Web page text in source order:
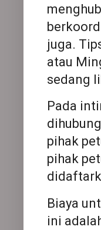
juga.
atau
sedang
Pada
pihak
pihak
Biaya
ini